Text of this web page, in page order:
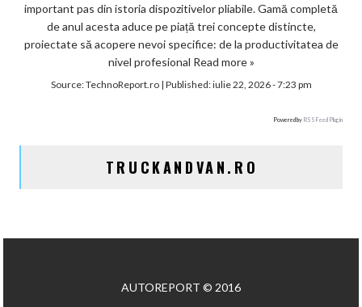
important pas din istoria dispozitivelor pliabile. Gamă completă
de anul acesta aduce pe piață trei concepte distincte,
proiectate să acopere nevoi specifice: de la productivitatea de
nivel profesional Read more »
Source:TechnoReport.ro| Published:iulie 22, 2026 - 7:23 pm
Powered by RSS Feed Plugin
TRUCKANDVAN.RO
AUTOREPORT © 2016